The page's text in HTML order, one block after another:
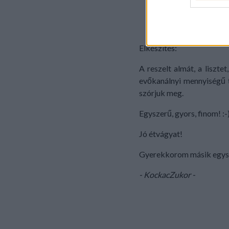
I want
I want
Elkészítés:
A reszelt almát, a
evőkanálnyi
szórjuk meg.
Egyszerű, gyors, finom! :-)
Jó étvágyat!
Gyerekkorom másik
- KockacZukor -